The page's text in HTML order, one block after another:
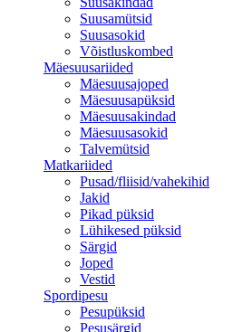
Suusamütsid
Suusasokid
Võistluskombed
Mäesuusariided
Mäesuusajoped
Mäesuusapüksid
Mäesuusakindad
Mäesuusasokid
Talvemütsid
Matkariided
Pusad/fliisid/vahekihid
Jakid
Pikad püksid
Lühikesed püksid
Särgid
Joped
Vestid
Spordipesu
Pesupüksid
Pesusärgid